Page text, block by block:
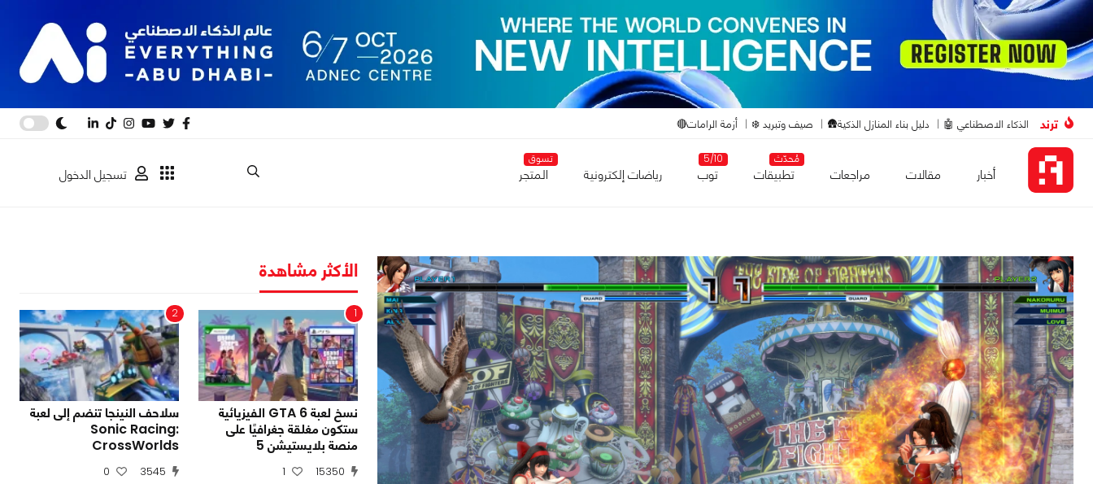
ترند الذكاء الاصطناعي 🤖 دليل بناء المنازل الذكية🛖 صيف وتبريد ❄️ أزمة الرامات🔴
أخبار مقالات مراجعات
مُحدّث
تطبيقات
5/10
توب رياضات إلكترونية
تسوق
المتجر تسجيل الدخول
الأكثر مشاهدة
1
نسخ لعبة GTA 6 الفيزيائية
ستكون مغلقة جغرافيًا على
منصة بلايستيشن 5
15350
1
2
سلاحف النينجا تنضم إلى لعبة
Sonic Racing:
CrossWorlds
3545
0